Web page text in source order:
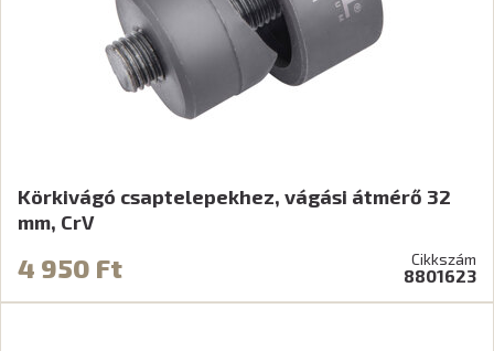
Körkivágó csaptelepekhez, vágási átmérő 32
mm, CrV
4 950 Ft Cikkszám
8801623